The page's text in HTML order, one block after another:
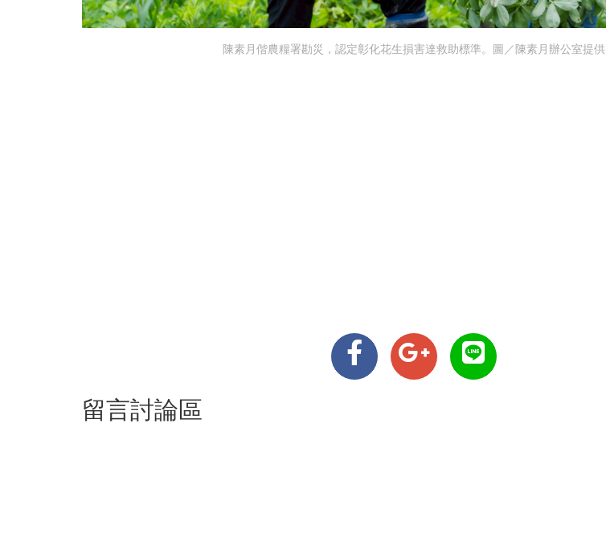
陳素月偕農糧署勘災，認定彰化花生損害達救助標準。圖／陳素月辦公室提供
留言討論區